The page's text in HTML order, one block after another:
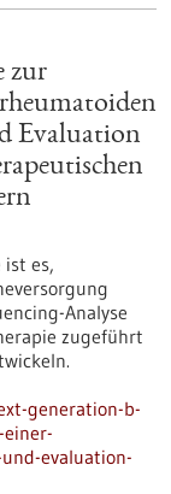
zur
Evaluation
ist es,
Analyse
zugeführt
generation-b-
evaluation-